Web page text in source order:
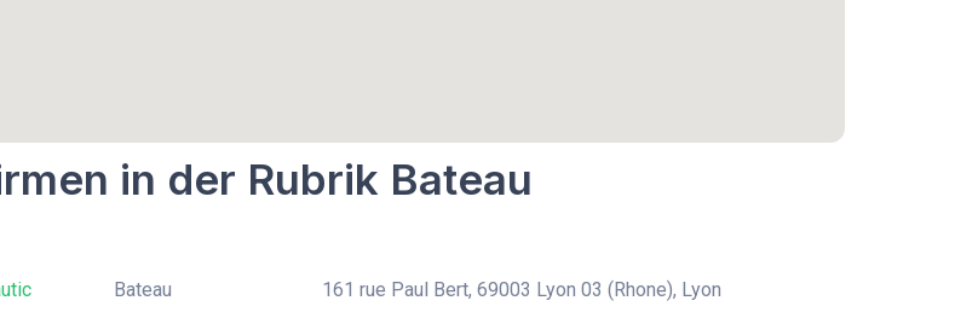
in der Rubrik Bateau
Bateau 161 rue Paul Bert, 69003 Lyon 03 (Rhone), Lyon